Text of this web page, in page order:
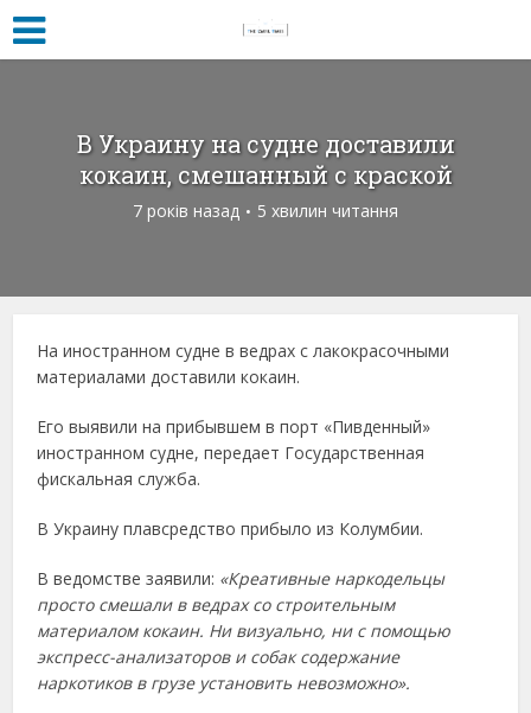
В Украину на судне доставили
кокаин, смешанный с краской
7 років назад 5 хвилин читання
На иностранном судне в ведрах с лакокрасочными
материалами доставили кокаин.
Его выявили на прибывшем в порт «Пивденный»
иностранном судне, передает Государственная
фискальная служба.
В Украину плавсредство прибыло из Колумбии.
В ведомстве заявили: «Креативные наркодельцы
просто смешали в ведрах со строительным
материалом кокаин. Ни визуально, ни с помощью
экспресс-анализаторов и собак содержание
наркотиков в грузе установить невозможно».